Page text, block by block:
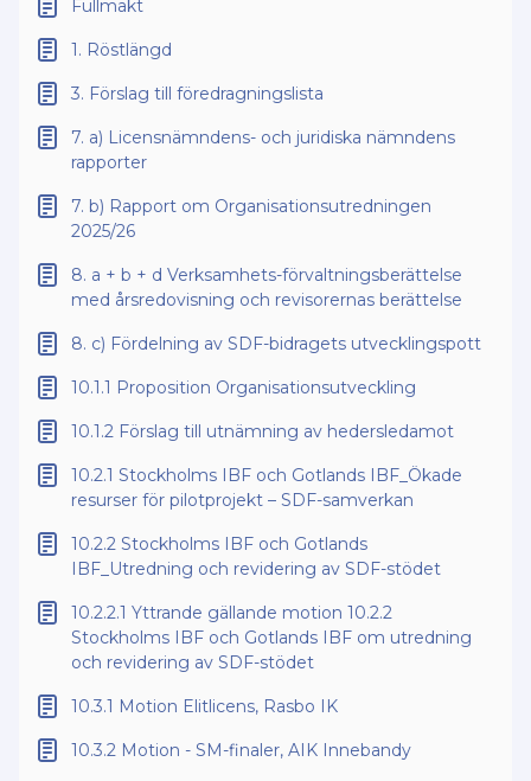
Fullmakt
1. Röstlängd
3. Förslag till föredragningslista
7. a) Licensnämndens- och juridiska nämndens
rapporter
7. b) Rapport om Organisationsutredningen
2025/26
8. a + b + d Verksamhets-förvaltningsberättelse
med årsredovisning och revisorernas berättelse
8. c) Fördelning av SDF-bidragets utvecklingspott
10.1.1 Proposition Organisationsutveckling
10.1.2 Förslag till utnämning av hedersledamot
10.2.1 Stockholms IBF och Gotlands IBF_Ökade
resurser för pilotprojekt – SDF-samverkan
10.2.2 Stockholms IBF och Gotlands
IBF_Utredning och revidering av SDF-stödet
10.2.2.1 Yttrande gällande motion 10.2.2
Stockholms IBF och Gotlands IBF om utredning
och revidering av SDF-stödet
10.3.1 Motion Elitlicens, Rasbo IK
10.3.2 Motion - SM-finaler, AIK Innebandy